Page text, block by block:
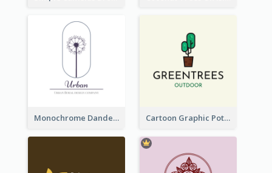
Monochrome Dandelion Flower Logo Cartoon Graphic Potted Plant Logo